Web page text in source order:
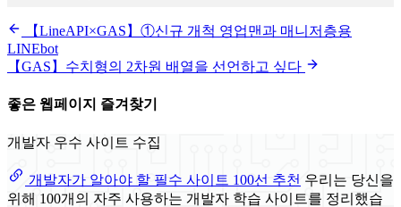
【LineAPI×GAS】①신규 개척 영업맨과 매니저층용
LINEbot
【GAS】수치형의 2차원 배열을 선언하고 싶다
좋은 웹페이지 즐겨찾기
개발자 우수 사이트 수집
개발자가 알아야 할 필수 사이트 100선 추천 우리는 당신을
위해 100개의 자주 사용하는 개발자 학습 사이트를 정리했습